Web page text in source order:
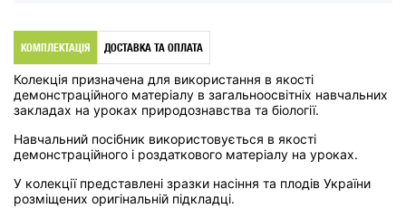
КОМПЛЕКТАЦІЯ ДОСТАВКА ТА ОПЛАТА
Колекція призначена для використання в якості
демонстраційного матеріалу в загальноосвітніх навчальних
закладах на уроках природознавства та біології.
Навчальний посібник використовується в якості
демонстраційного і роздаткового матеріалу на уроках.
У колекції представлені зразки насіння та плодів України
розміщених оригінальній підкладці.